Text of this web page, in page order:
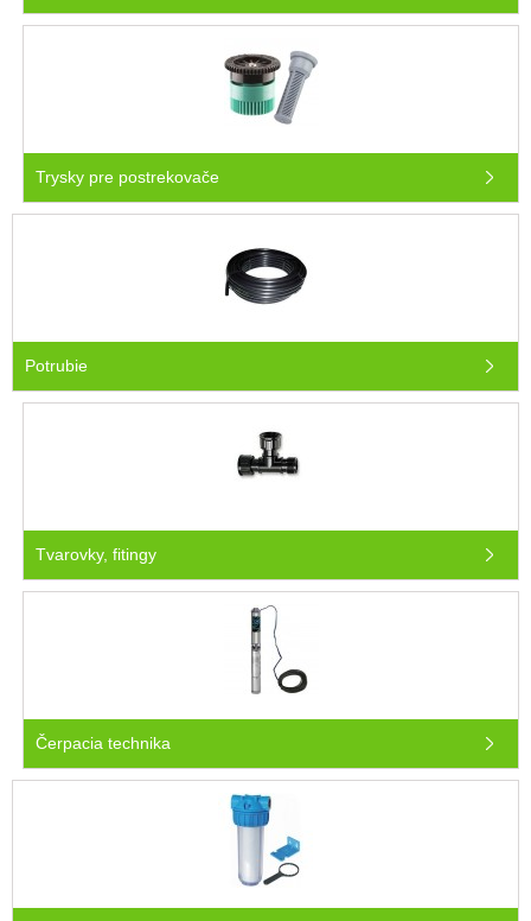
Trysky pre postrekovače
Potrubie
Tvarovky, fitingy
Čerpacia technika